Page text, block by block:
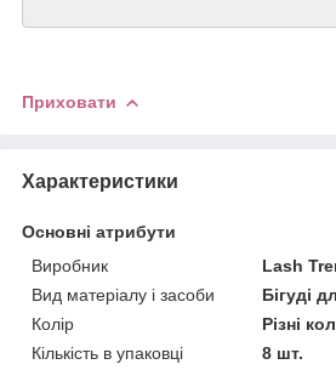
Приховати
Характеристики
Основні атрибути
Виробник
Lash
Вид матеріалу і засоби
Бігуді
Колір
Різні
Кількість в упаковці
8 шт.